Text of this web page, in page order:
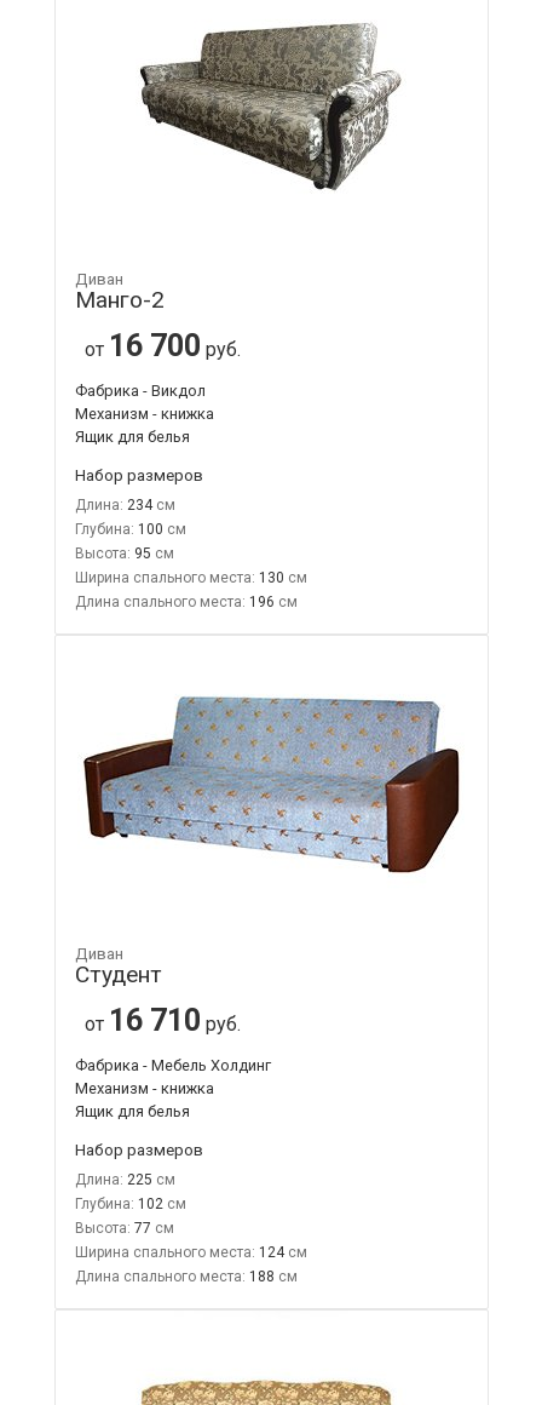
Диван
Манго-2
от 16 700 руб.
Фабрика - Викдол
Механизм - книжка
Ящик для белья
Набор размеров
Длина: 234
Глубина: 100
Высота: 95
Ширина спального места: 130
Длина спального места: 196
Диван
Студент
от 16 710 руб.
Фабрика - Мебель Холдинг
Механизм - книжка
Ящик для белья
Набор размеров
Длина: 225
Глубина: 102
Высота: 77
Ширина спального места: 124
Длина спального места: 188